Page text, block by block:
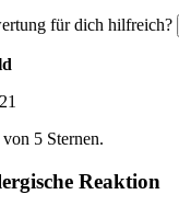
für dich hilfreich?
5 Sternen.
Reaktion